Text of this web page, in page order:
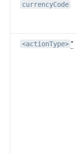
currencyCode
<actionType> *